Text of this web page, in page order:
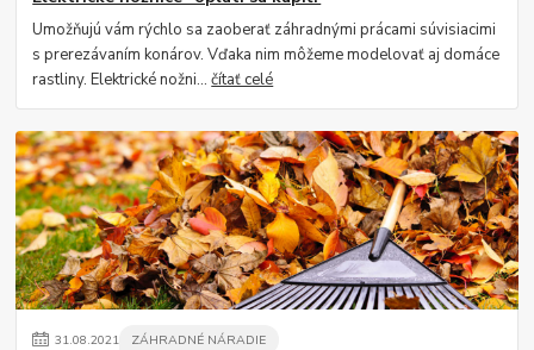
Umožňujú vám rýchlo sa zaoberať záhradnými prácami súvisiacimi
s prerezávaním konárov. Vďaka nim môžeme modelovať aj domáce
rastliny. Elektrické nožni...čítať celé
31.08.2021 ZÁHRADNÉ NÁRADIE